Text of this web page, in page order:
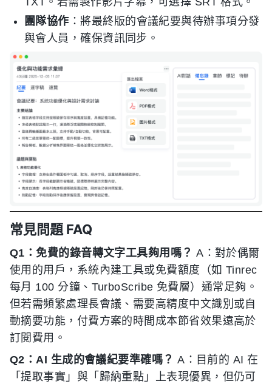
團隊協作 ：將最終版的會議紀要與待辦事項分發
與會人員，確保資訊同步。
常見問題 FAQ
Q1：免費的錄音轉文字工具夠用嗎？ A：對於偶爾
使用的用戶，系統內建工具或免費額度（如 Tinrec
每月 100 分鐘、TurboScribe 免費層）通常足夠。
但若需頻繁處理長會議、需要高精度中文識別或自
動摘要功能，付費方案的時間成本節省效果遠高於
訂閱費用。
Q2：AI 生成的會議紀要準確嗎？ A：目前的 AI 在
「提取事實」與「歸納重點」上表現優異，但仍可